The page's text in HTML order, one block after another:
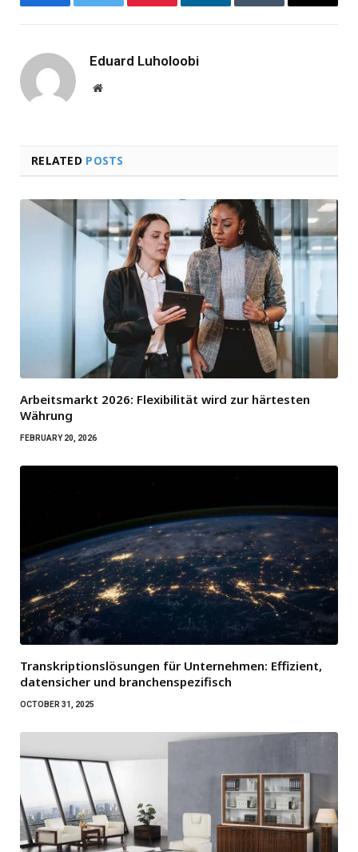
FacebookTwitter Pinterest LinkedInTumblr Email
Eduard Luholoobi
Website
RELATED POSTS
Arbeitsmarkt 2026: Flexibilität wird zur härtesten
Währung
FEBRUARY 20, 2026
Transkriptionslösungen für Unternehmen: Effizient,
datensicher und branchenspezifisch
OCTOBER 31, 2025